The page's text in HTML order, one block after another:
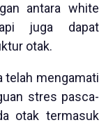
antara white
juga dapat
otak.
telah mengamati
stres pasca-
otak termasuk